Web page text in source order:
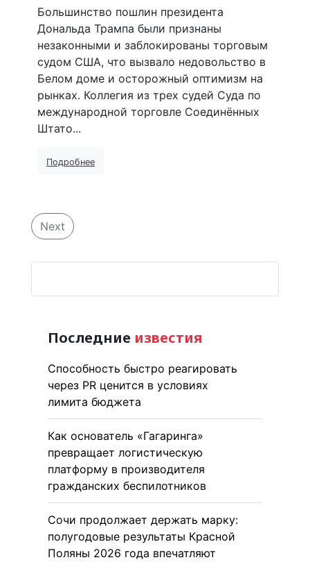
Большинство пошлин президента
Дональда Трампа были признаны
незаконными и заблокированы торговым
судом США, что вызвало недовольство в
Белом доме и осторожный оптимизм на
рынках. Коллегия из трех судей Суда по
международной торговле Соединённых
Штато...
Подробнее
Next
Последние известия
Способность быстро реагировать
через PR ценится в условиях
лимита бюджета
Как основатель «Гагаринга»
превращает логистическую
платформу в производителя
гражданских беспилотников
Сочи продолжает держать марку:
полугодовые результаты Красной
Поляны 2026 года впечатляют